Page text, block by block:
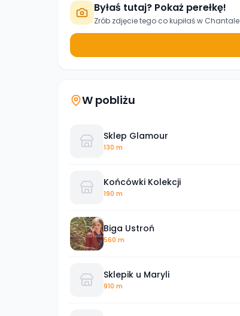
Byłaś tutaj? Pokaż perełkę!
Zrób zdjęcie tego co kupiłaś w Chantale
W pobliżu
Sklep Glamour
130 m
Końcówki Kolekcji
190 m
Biga Ustroń
560 m
Sklepik u Maryli
910 m